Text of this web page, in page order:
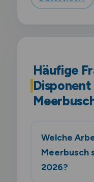
Häufige
Disponent
Welche
Meerbusch
2026?